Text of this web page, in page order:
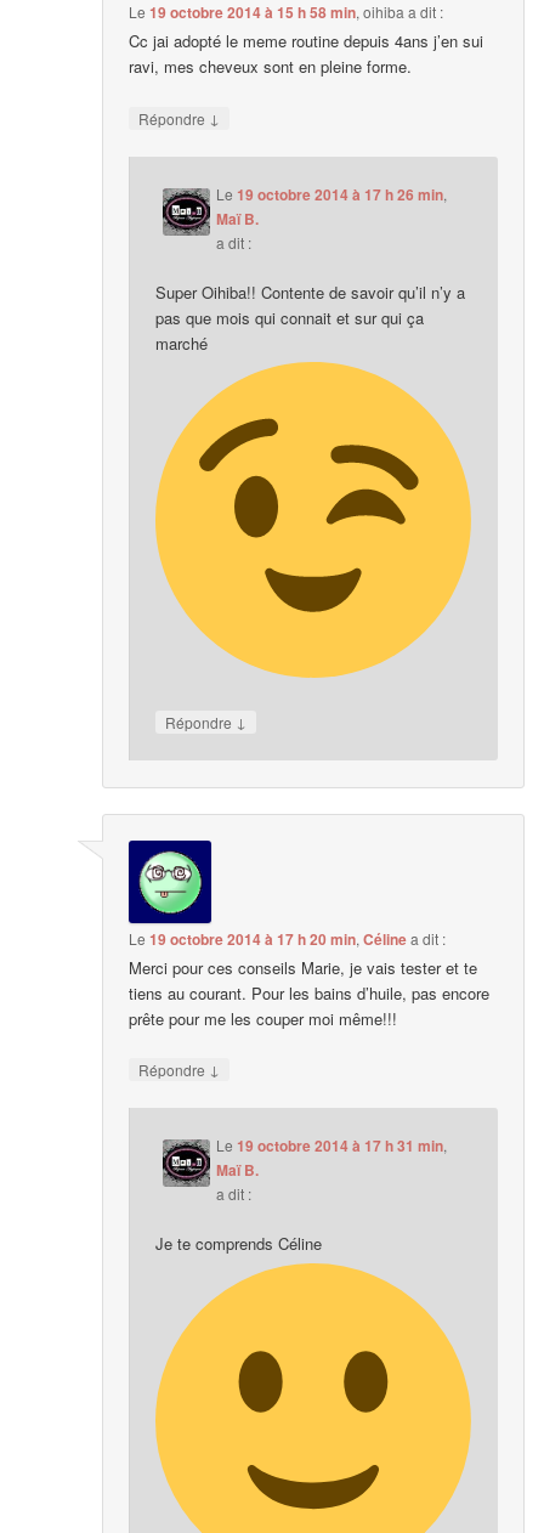
Le19 octobre 2014 à 15 h 58 min,oihiba a dit :
Cc jai adopté le meme routine depuis 4ans j’en sui
ravi, mes cheveux sont en pleine forme.
Répondre ↓
Le 19 octobre 2014 à 17 h 26 min,
Maï B.
a dit :
Super Oihiba!! Contente de savoir qu’il n’y a
pas que mois qui connait et sur qui ça
marché
Répondre ↓
Le19 octobre 2014 à 17 h 20 min,Célinea dit :
Merci pour ces conseils Marie, je vais tester et te
tiens au courant. Pour les bains d’huile, pas encore
prête pour me les couper moi même!!!
Répondre ↓
Le 19 octobre 2014 à 17 h 31 min,
Maï B.
a dit :
Je te comprends Céline